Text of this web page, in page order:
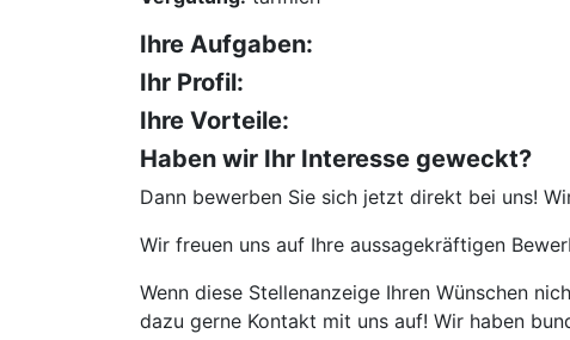
Ihre Aufgaben:
Ihr Profil:
Ihre Vorteile:
Haben wir Ihr Interesse geweckt?
Dann bewerben Sie sich jetzt direkt bei uns!
Wir freuen uns auf Ihre aussagekräftigen
Wenn diese Stellenanzeige Ihren Wünschen
dazu gerne Kontakt mit uns auf! Wir haben